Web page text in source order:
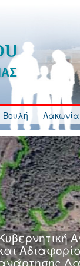
Λακωνία